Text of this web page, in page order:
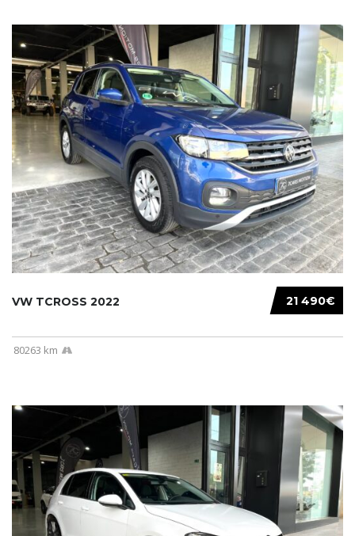
21 490€
VW TCROSS 2022
80263 km